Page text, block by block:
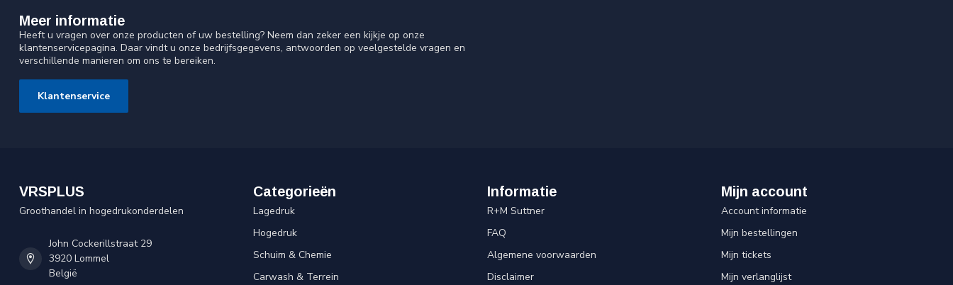
Meer informatie
Heeft u vragen over onze producten of uw bestelling? Neem dan zeker een kijkje op onze
klantenservicepagina. Daar vindt u onze bedrijfsgegevens, antwoorden op veelgestelde vragen en
verschillende manieren om ons te bereiken.
Klantenservice
VRSPLUS
Groothandel in hogedrukonderdelen
John Cockerillstraat 29
3920 Lommel
België
Categorieën
Lagedruk
Hogedruk
Schuim & Chemie
Carwash & Terrein
Informatie
R+M Suttner
FAQ
Algemene voorwaarden
Disclaimer
Mijn account
Account informatie
Mijn bestellingen
Mijn tickets
Mijn verlanglijst